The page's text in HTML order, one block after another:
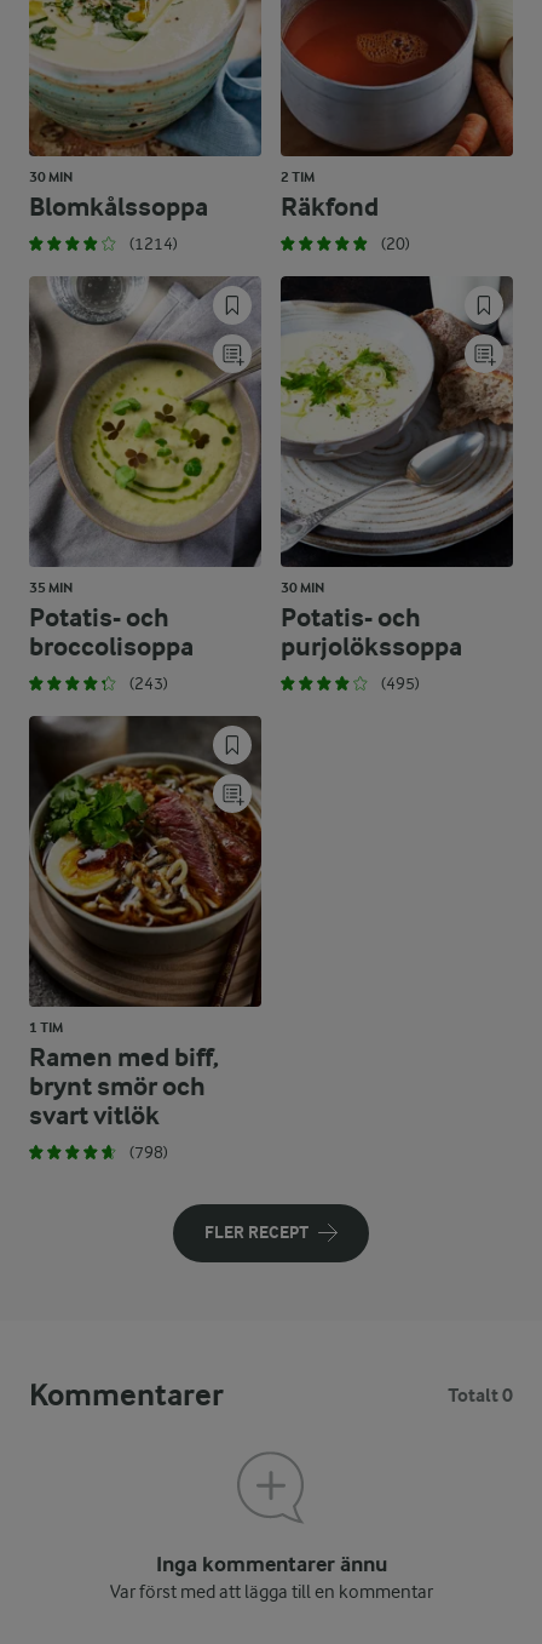
30 MIN
Blomkålssoppa
(1214)
2 TIM
Räkfond
(20)
35 MIN
Potatis- och
broccolisoppa
(243)
30 MIN
Potatis- och
purjolökssoppa
(495)
1 TIM
Ramen med biff,
brynt smör och
svart vitlök
(798)
FLER RECEPT
Kommentarer Totalt 0
Inga kommentarer ännu
Var först med att lägga till en kommentar